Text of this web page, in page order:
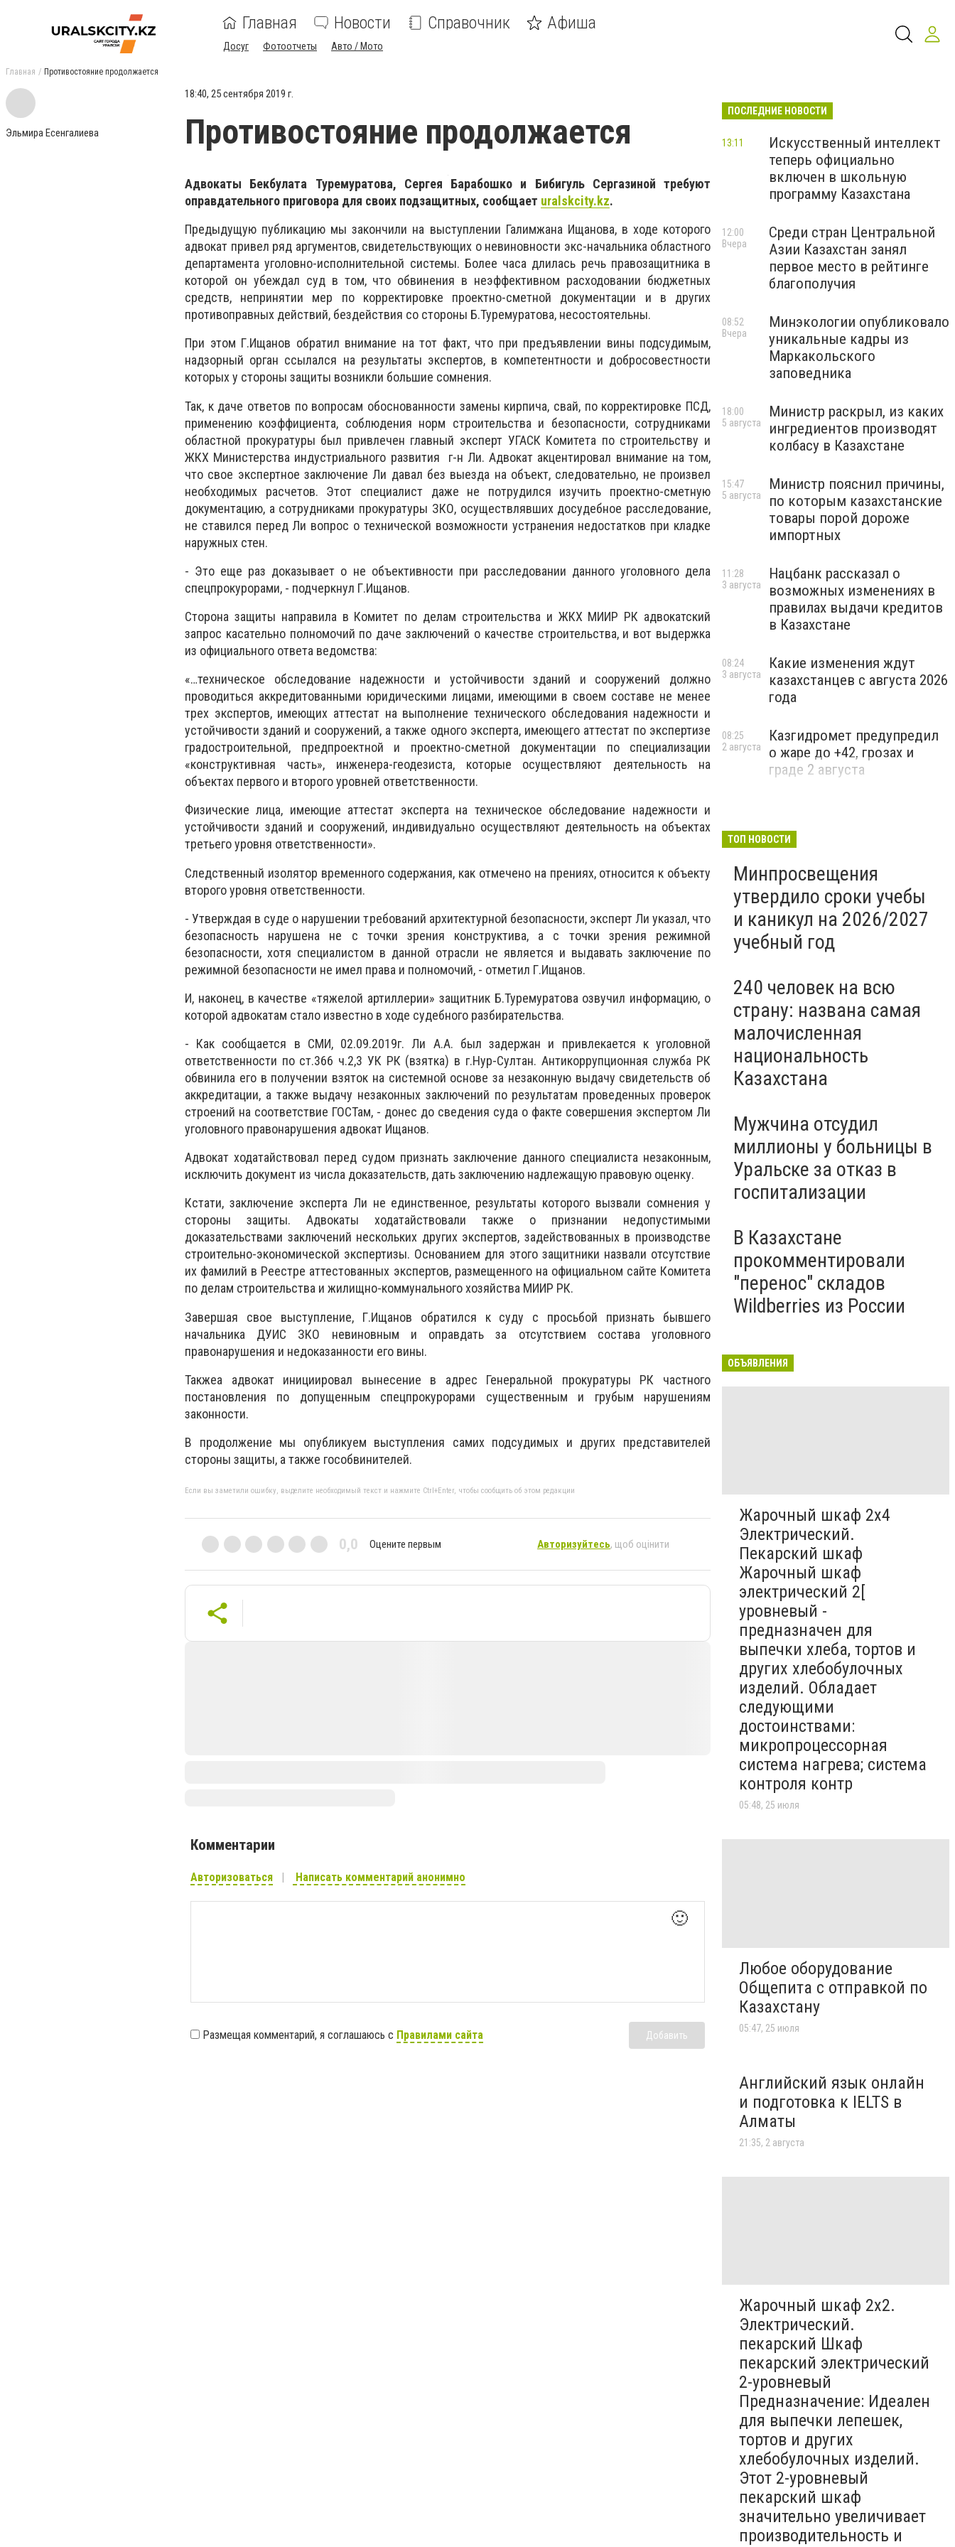
Главная Новости Справочник Афиша
Досуг Фотоотчеты Авто / Мото
Главная Противостояние продолжается
Эльмира Есенгалиева
18:40, 25 сентября 2019 г.
Противостояние продолжается
Адвокаты Бекбулата Туремуратова, Сергея Барабошко и Бибигуль Сергазиной​ требуют
оправдательного приговора для своих подзащитных, сообщает uralskcity.kz.
Предыдущую публикацию мы закончили на выступлении Галимжана Ищанова, в ходе которого
адвокат привел ряд аргументов, свидетельствующих о невиновности экс-начальника областного
департамента уголовно-исполнительной системы. Более часа длилась речь правозащитника в
которой он убеждал суд в том, что обвинения в неэффективном расходовании бюджетных
средств, непринятии мер по корректировке проектно-сметной документации и в других
противоправных действий, бездействия со стороны Б.Туремуратова, несостоятельны.
При этом Г.Ищанов обратил внимание на тот факт, что при предъявлении вины подсудимым,
надзорный орган ссылался на результаты экспертов, в компетентности и добросовестности
которых у стороны защиты возникли большие сомнения.
Так, к даче ответов по вопросам обоснованности замены кирпича, свай, по корректировке ПСД,
применению коэффициента, соблюдения норм строительства и безопасности, сотрудниками
областной прокуратуры был привлечен главный эксперт УГАСК Комитета по строительству и
ЖКХ Министерства индустриального развития ​ г-н Ли. Адвокат акцентировал внимание на том,
что свое экспертное заключение Ли давал без выезда на объект, следовательно, не произвел
необходимых расчетов. Этот специалист даже не потрудился изучить проектно-сметную
документацию, а сотрудниками прокуратуры ЗКО, осуществлявших досудебное расследование,
не ставился перед Ли вопрос о технической возможности устранения недостатков при кладке
наружных стен.
- Это еще раз доказывает о не объективности при расследовании данного уголовного дела
спецпрокурорами, - подчеркнул Г.Ищанов.​
Сторона защиты направила в Комитет по делам строительства и ЖКХ МИИР РК адвокатский
запрос касательно полномочий по даче заключений о качестве строительства, и вот выдержка
из официального ответа ведомства:
«…техническое обследование надежности и устойчивости зданий и сооружений должно
проводиться аккредитованными юридическими лицами, имеющими в своем составе не менее
трех экспертов, имеющих аттестат на выполнение технического обследования надежности и
устойчивости зданий и сооружений, а также одного эксперта, имеющего аттестат по экспертизе
градостроительной, предпроектной и проектно-сметной документации по специализации
«конструктивная часть», инженера-геодезиста, которые осуществляют деятельность на
объектах первого и второго уровней ответственности.
Физические лица, имеющие аттестат эксперта на техническое обследование надежности и
устойчивости зданий и сооружений, индивидуально осуществляют деятельность на объектах
третьего уровня ответственности».
Следственный изолятор временного содержания, как отмечено на прениях, относится к объекту
второго уровня ответственности.
- Утверждая в суде о нарушении требований архитектурной безопасности, эксперт Ли указал, что
безопасность нарушена не с точки зрения конструктива, а с точки зрения режимной
безопасности, хотя специалистом в данной отрасли не является и выдавать заключение по
режимной безопасности не имел права и полномочий, - отметил Г.Ищанов.
И, наконец, в качестве «тяжелой артиллерии» защитник Б.Туремуратова озвучил информацию, о
которой адвокатам стало известно в ходе судебного разбирательства.
- Как сообщается в СМИ, 02.09.2019г. Ли А.А. был задержан и привлекается к уголовной
ответственности по ст.366 ч.2,3 УК РК (взятка) в г.Нур-Султан. Антикоррупционная служба РК
обвинила его в получении взяток на системной основе за незаконную выдачу свидетельств об
аккредитации,​ а также выдачу незаконных заключений по результатам проведенных проверок
строений на соответствие ГОСТам, - донес до сведения суда о факте совершения экспертом Ли
уголовного правонарушения адвокат Ищанов.
Адвокат ходатайствовал перед судом признать заключение данного специалиста незаконным,
исключить документ из числа доказательств, дать заключению надлежащую правовую оценку.
Кстати, заключение эксперта Ли не единственное, результаты которого вызвали сомнения у
стороны защиты. Адвокаты ходатайствовали также о признании недопустимыми
доказательствами заключений нескольких других экспертов, задействованных в производстве
строительно-экономической экспертизы. Основанием для этого защитники назвали отсутствие
их фамилий в Реестре аттестованных экспертов, размещенного на официальном сайте Комитета
по делам строительства и жилищно-коммунального хозяйства МИИР РК.
Завершая свое выступление, Г.Ищанов обратился к суду с просьбой признать бывшего
начальника ДУИС ЗКО невиновным и оправдать за отсутствием состава уголовного
правонарушения и недоказанности его вины.
Такжеа адвокат инициировал вынесение в адрес Генеральной прокуратуры РК частного
постановления по допущенным спецпрокурорами существенным и грубым нарушениям
законности.
В продолжение мы опубликуем выступления самих подсудимых и других представителей
стороны защиты, а также гособвинителей.
Если вы заметили ошибку, выделите необходимый текст и нажмите Ctrl+Enter, чтобы сообщить об этом редакции
0,0 Оцените первым Авторизуйтесь, щоб оцінити
Комментарии
Авторизоваться Написать комментарий анонимно
🙂
Размещая комментарий, я соглашаюсь с Правилами сайта Добавить
ПОСЛЕДНИЕ НОВОСТИ
Искусственный интеллект
теперь официально
включен в школьную
программу Казахстана
13:11
Среди стран Центральной
Азии Казахстан занял
первое место в рейтинге
благополучия
12:00
Вчера
Минэкологии опубликовало
уникальные кадры из
Маркакольского
заповедника
08:52
Вчера
Министр раскрыл, из каких
ингредиентов производят
колбасу в Казахстане
18:00
5 августа
Министр пояснил причины,
по которым казахстанские
товары порой дороже
импортных
15:47
5 августа
Нацбанк рассказал о
возможных изменениях в
правилах выдачи кредитов
в Казахстане
11:28
3 августа
Какие изменения ждут
казахстанцев с августа 2026
года
08:24
3 августа
Казгидромет предупредил
о жаре до +42, грозах и
граде 2 августа
08:25
2 августа
ТОП НОВОСТИ
Минпросвещения
утвердило сроки учебы
и каникул на 2026/2027
учебный год
240 человек на всю
страну: названа самая
малочисленная
национальность
Казахстана
Мужчина отсудил
миллионы у больницы в
Уральске за отказ в
госпитализации
В Казахстане
прокомментировали
"перенос" складов
Wildberries из России
ОБЪЯВЛЕНИЯ
Жарочный шкаф 2х4
Электрический.
Пекарский шкаф
Жарочный шкаф
электрический 2[
уровневый -
предназначен для
выпечки хлеба, тортов и
других хлебобулочных
изделий. Обладает
следующими
достоинствами:
микропроцессорная
система нагрева; система
контроля контр
05:48, 25 июля
Любое оборудование
Общепита с отправкой по
Казахстану
05:47, 25 июля
Английский язык онлайн
и подготовка к IELTS в
Алматы
21:35, 2 августа
Жарочный шкаф 2х2.
Электрический.
пекарский Шкаф
пекарский электрический
2-уровневый
Предназначение: Идеален
для выпечки лепешек,
тортов и других
хлебобулочных изделий.
Этот 2-уровневый
пекарский шкаф
значительно увеличивает
производительность и